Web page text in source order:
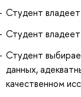
Студент
Студент
Студент
данных,
качественном